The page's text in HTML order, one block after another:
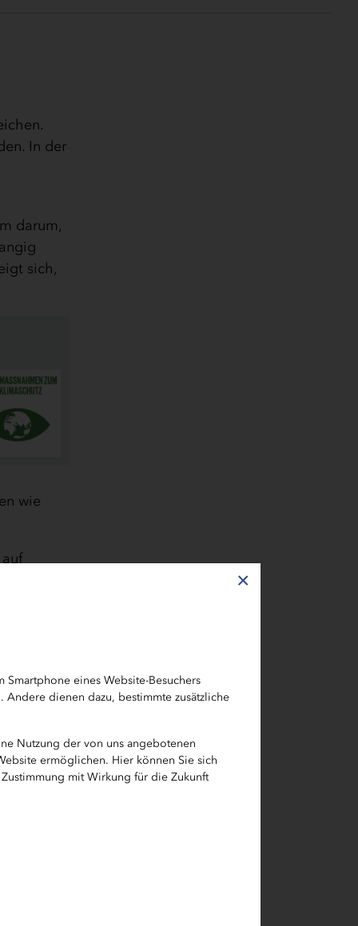
eines Website-Besuchers
dienen dazu, bestimmte zusätzliche
Nutzung der von uns angebotenen
ermöglichen. Hier können Sie sich
mit Wirkung für die Zukunft
×
In der
darum,
sich,
wie
im
zu
neuer
einen
die
gern,